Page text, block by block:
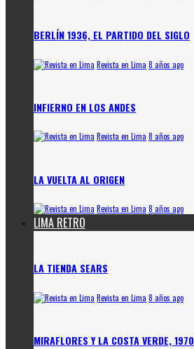
BERLÍN 1936, EL PARTIDO DEL SIGLO
Revista en Lima 8 años ago
INFIERNO EN LOS ANDES
Revista en Lima 8 años ago
LA VUELTA AL ORIGEN
Revista en Lima 8 años ago
LIMA RETRO
LA TIENDA SEARS
Revista en Lima 8 años ago
MIRAFLORES Y LA COSTA VERDE, 1970